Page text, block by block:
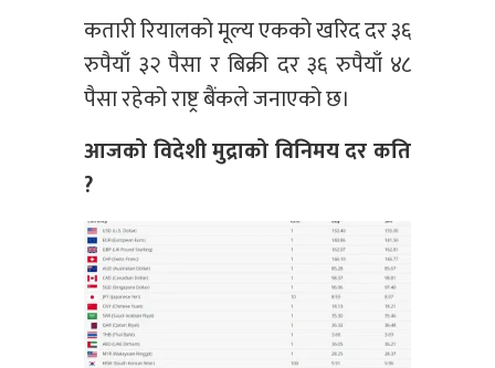
कतारी रियालको मूल्य एकको खरिद दर ३६
रुपैयाँ ३२ पैसा र बिक्री दर ३६ रुपैयाँ ४८
पैसा रहेको राष्ट्र बैंकले जनाएको छ।
आजको विदेशी मुद्राको विनिमय दर कति
?